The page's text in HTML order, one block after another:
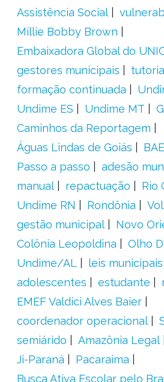
Assistência Social
Millie Bobby Brown
Embaixadora Global do
gestores municipais
tutoria
formação continuada
Undime ES
Undime MT
Caminhos da Reportagem
Águas Lindas de Goiás
Passo a passo
adesão
manual
repactuação
Rio
Undime RN
Rondônia
gestão municipal
Novo
Colônia Leopoldina
Olho
Undime/AL
leis municipais
adolescentes
estudante
EMEF Valdici Alves Baier
coordenador operacional
semiárido
Amazônia Legal
Ji-Paraná
Pacaraima
Busca Ativa Escolar pelo